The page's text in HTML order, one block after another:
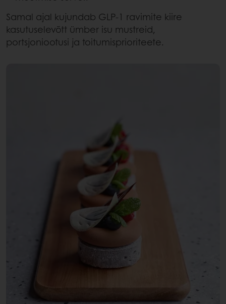
Samal ajal kujundab GLP-1 ravimite kiire
kasutuselevõtt ümber isu mustreid,
portsjoniootusi ja toitumisprioriteete.